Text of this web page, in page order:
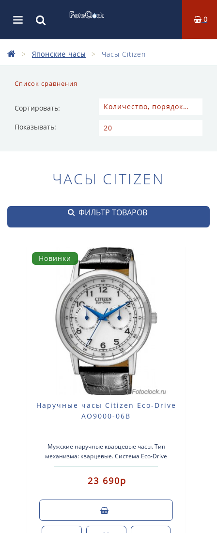
0
Японские часы Часы Citizen
Список сравнения
Сортировать:
Показывать:
ЧАСЫ CITIZEN
ФИЛЬТР ТОВАРОВ
Новинки
Наручные часы Citizen Eco-Drive
AO9000-06B
Мужские наручные кварцевые часы. Тип
механизма: кварцевые. Система Eco-Drive
(аккумулятор с питанием от световой энергии)...
23 690р